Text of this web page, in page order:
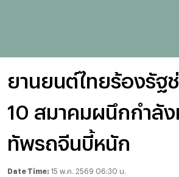
ยานยนต์ไทยร้องรัฐ
10 สมาคมผนึกกำลั
ทัพรถจีนบี้หนัก
Date Time: 15 พ.ค. 2569 06:30 น.